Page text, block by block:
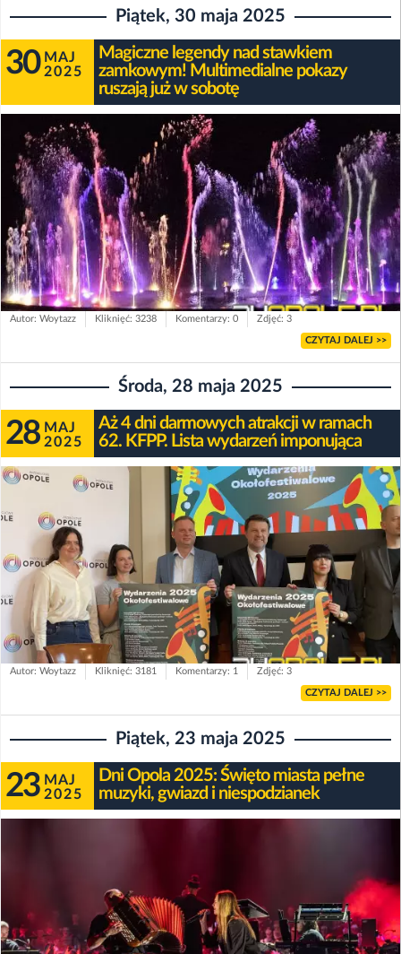
Piątek, 30 maja 2025
30 MAJ
2025
Magiczne legendy nad stawkiem
zamkowym! Multimedialne pokazy
ruszają już w sobotę
Autor: Woytazz Kliknięć: 3238 Komentarzy: 0 Zdjęć: 3
CZYTAJ DALEJ >>
Środa, 28 maja 2025
28 MAJ
2025
Aż 4 dni darmowych atrakcji w ramach
62. KFPP. Lista wydarzeń imponująca
Autor: Woytazz Kliknięć: 3181 Komentarzy: 1 Zdjęć: 3
CZYTAJ DALEJ >>
Piątek, 23 maja 2025
23 MAJ
2025
Dni Opola 2025: Święto miasta pełne
muzyki, gwiazd i niespodzianek